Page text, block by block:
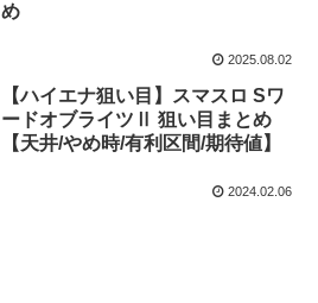
め
2025.08.02
【ハイエナ狙い目】スマスロ Sワ
ードオブライツⅡ 狙い目まとめ
【天井/やめ時/有利区間/期待値】
2024.02.06